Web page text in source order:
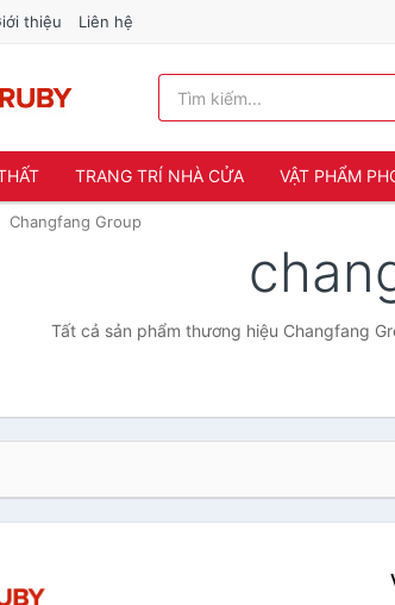
thiệu Liên hệ
TRANG TRÍ NHÀ CỬA VẬT PHẨM
Changfang Group
Tất cả sản phẩm thương hiệu Changfang